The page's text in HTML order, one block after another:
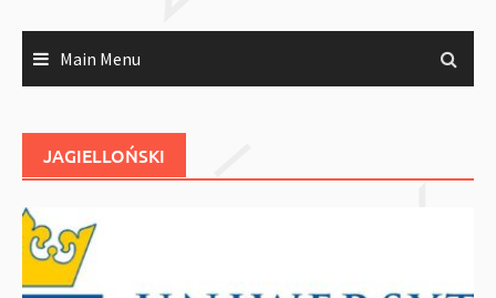
Main Menu
JAGIELLOŃSKI